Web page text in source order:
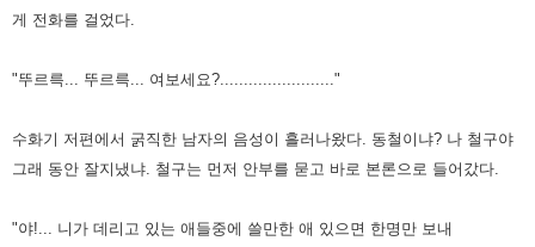
게 전화를 걸었다.
"뚜르륵... 뚜르륵... 여보세요?........................"
수화기 저편에서 굵직한 남자의 음성이 흘러나왔다. 동철이냐? 나 철구야
그래 동안 잘지냈냐. 철구는 먼저 안부를 묻고 바로 본론으로 들어갔다.
"야!... 니가 데리고 있는 애들중에 쓸만한 애 있으면 한명만 보내